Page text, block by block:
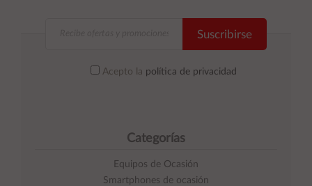
Suscribirse
Acepto la política de privacidad
Categorías
Equipos de Ocasión
Smartphones de ocasión